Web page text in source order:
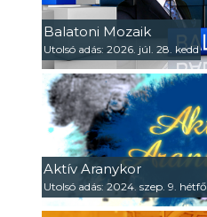
Balatoni Mozaik
Utolsó adás: 2026. júl. 28. kedd
Aktív Aranykor
Utolsó adás: 2024. szep. 9. hétfő